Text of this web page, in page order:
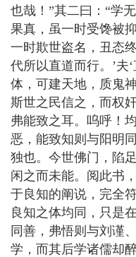
也哉！”其二曰：“学
果真，虽一时受馋被
一时欺世盗名，丑态
代所以直道而行。’夫
体，可建天地，质鬼
斯世之民信之，而权
弗能致之耳。呜呼！
恶，能致知则与阳明
独也。今世佛门，陷
闲之而未能。阅此书
于良知的阐说，完全
良知之体均同，只是
同善，弗悟则与刘谨
学，而其后学诸儒却